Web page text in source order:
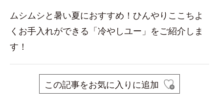
ムシムシと暑い夏におすすめ！ひんやりここちよ
くお手入れができる「冷やしユー」をご紹介しま
す！
この記事をお気に入りに追加